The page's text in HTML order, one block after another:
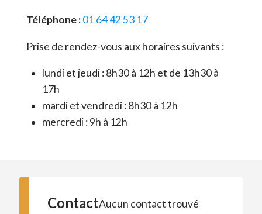
Téléphone :01 64 42 53 17
Prise de rendez-vous aux horaires suivants :
lundi et jeudi : 8h30 à 12h et de 13h30 à
17h
mardi et vendredi : 8h30 à 12h
mercredi : 9h à 12h
ContactAucun contact trouvé